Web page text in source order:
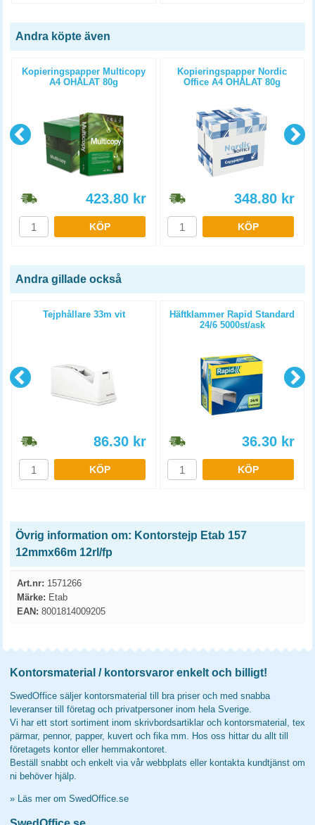
Andra köpte även
Kopieringspapper Multicopy
A4 OHÅLAT 80g
423.80 kr
KÖP
Kopieringspapper Nordic
Office A4 OHÅLAT 80g
348.80 kr
KÖP
Andra gillade också
Tejphållare 33m vit
86.30 kr
KÖP
Häftklammer Rapid Standard
24/6 5000st/ask
36.30 kr
KÖP
Övrig information om: Kontorstejp Etab 157
12mmx66m 12rl/fp
Art.nr: 1571266
Märke: Etab
EAN: 8001814009205
Kontorsmaterial / kontorsvaror enkelt och billigt!
SwedOffice säljer kontorsmaterial till bra priser och med snabba
leveranser till företag och privatpersoner inom hela Sverige.
Vi har ett stort sortiment inom skrivbordsartiklar och kontorsmaterial, tex
pärmar, pennor, papper, kuvert och fika mm. Hos oss hittar du allt till
företagets kontor eller hemmakontoret.
Beställ snabbt och enkelt via vår webbplats eller kontakta kundtjänst om
ni behöver hjälp.
» Läs mer om SwedOffice.se